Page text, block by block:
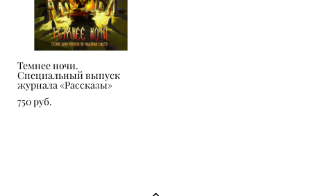
Темнее ночи.
Специальный выпуск
журнала «Рассказы»
750 pуб.